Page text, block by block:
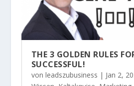
THE 3 GOLDEN RULES
SUCCESSFUL!
von leadszubusiness | Jan 2,